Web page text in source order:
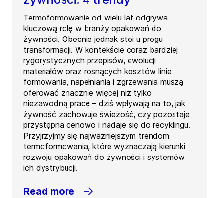
Termoformowanie od wielu lat odgrywa
kluczową rolę w branży opakowań do
żywności. Obecnie jednak stoi u progu
transformacji. W kontekście coraz bardziej
rygorystycznych przepisów, ewolucji
materiałów oraz rosnących kosztów linie
formowania, napełniania i zgrzewania muszą
oferować znacznie więcej niż tylko
niezawodną pracę – dziś wpływają na to, jak
żywność zachowuje świeżość, czy pozostaje
przystępna cenowo i nadaje się do recyklingu.
Przyjrzyjmy się najważniejszym trendom
termoformowania, które wyznaczają kierunki
rozwoju opakowań do żywności i systemów
ich dystrybucji.
Read more